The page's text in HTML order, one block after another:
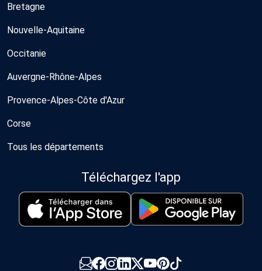
Bretagne
Nouvelle-Aquitaine
Occitanie
Auvergne-Rhône-Alpes
Provence-Alpes-Côte d'Azur
Corse
Tous les départements
Téléchargez l'app